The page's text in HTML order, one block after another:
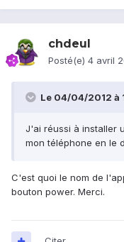
chdeul
Posté(e) 4 avril
Le 04/04/2012 à
J'ai réussi à installer
mon téléphone en le
C'est quoi le nom de
bouton power. Merci.